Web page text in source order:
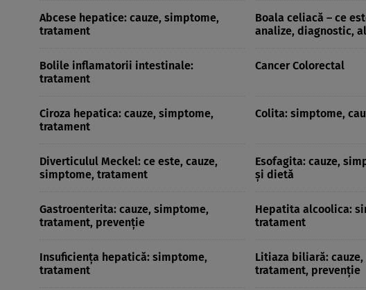
Abcese hepatice: cauze, simptome,
tratament
Boala celiacă – ce
analize, diagnostic,
Bolile inflamatorii intestinale:
tratament
Cancer Colorectal
Ciroza hepatica: cauze, simptome,
tratament
Colita: simptome,
Diverticulul Meckel: ce este, cauze,
simptome, tratament
Esofagita: cauze,
și dietă
Gastroenterita: cauze, simptome,
tratament, prevenţie
Hepatita alcoolica:
tratament
Insuficienţa hepatică: simptome,
tratament
Litiaza biliară:
tratament, prevenţie